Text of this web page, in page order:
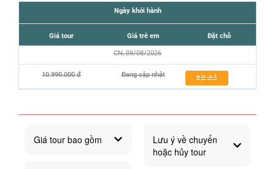
Ngày khởi hành
Giá tour Giá trẻ em Đặt chỗ
CN, 09/08/2026
10.990.000 đ Đang cập nhật Đặt chỗ
Giá tour bao gồm
Lưu ý về chuyển
hoặc hủy tour